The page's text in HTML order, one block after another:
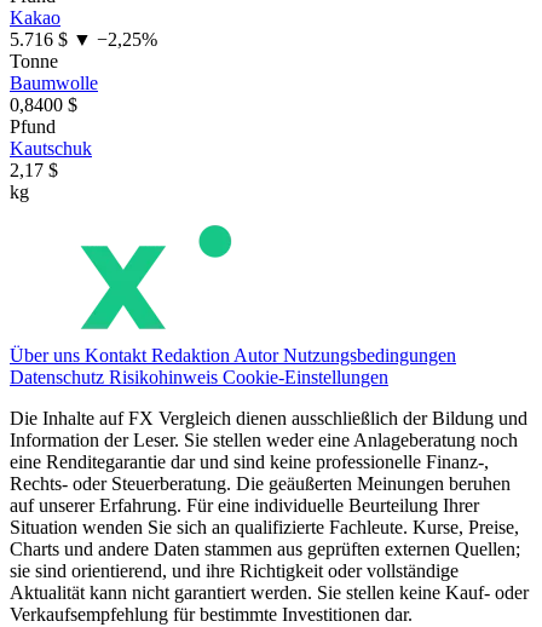
Kakao
5.716 $ ▼ −2,25%
Tonne
Baumwolle
0,8400 $
Pfund
Kautschuk
2,17 $
kg
Über uns Kontakt Redaktion AutorNutzungsbedingungen
Datenschutz Risikohinweis Cookie-Einstellungen
Die Inhalte auf FX Vergleich dienen ausschließlich der Bildung und
Information der Leser. Sie stellen weder eine Anlageberatung noch
eine Renditegarantie dar und sind keine professionelle Finanz-,
Rechts- oder Steuerberatung. Die geäußerten Meinungen beruhen
auf unserer Erfahrung. Für eine individuelle Beurteilung Ihrer
Situation wenden Sie sich an qualifizierte Fachleute. Kurse, Preise,
Charts und andere Daten stammen aus geprüften externen Quellen;
sie sind orientierend, und ihre Richtigkeit oder vollständige
Aktualität kann nicht garantiert werden. Sie stellen keine Kauf- oder
Verkaufsempfehlung für bestimmte Investitionen dar.